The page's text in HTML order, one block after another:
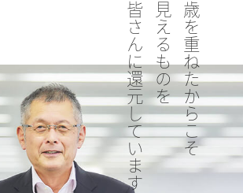
歳を重ねたからこそ
見えるものを
皆さんに還元しています